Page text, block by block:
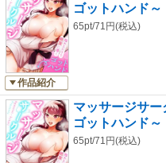
作品紹介
ゴットハンド
65pt/71円(税込)
マッサージサー
ゴットハンド
65pt/71円(税込)